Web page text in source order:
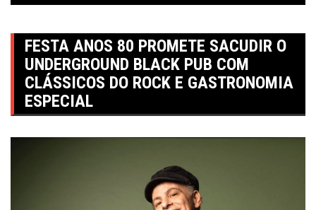
FESTA ANOS 80 PROMETE SACUDIR O
UNDERGROUND BLACK PUB COM
CLÁSSICOS DO ROCK E GASTRONOMIA
ESPECIAL